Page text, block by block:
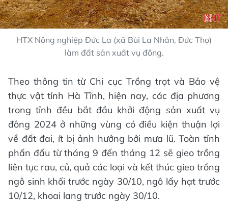
HTX Nông nghiệp Đức La (xã Bùi La Nhân, Đức Thọ)
làm đất sản xuất vụ đông.
Theo thông tin từ Chi cục Trồng trọt và Bảo vệ
thực vật tỉnh Hà Tĩnh, hiện nay, các địa phương
trong tỉnh đều bắt đầu khởi động sản xuất vụ
đông 2024 ở những vùng có điều kiện thuận lợi
về đất đai, ít bị ảnh hưởng bởi mưa lũ. Toàn tỉnh
phấn đấu từ tháng 9 đến tháng 12 sẽ gieo trồng
liên tục rau, củ, quả các loại và kết thúc gieo trồng
ngô sinh khối trước ngày 30/10, ngô lấy hạt trước
10/12, khoai lang trước ngày 30/10.